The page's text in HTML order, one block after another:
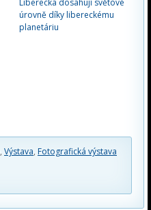
Liberecka dosahují světové
úrovně díky libereckému
planetáriu
, Výstava, Fotografická výstava